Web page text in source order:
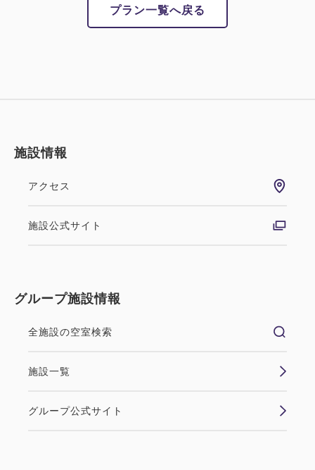
プラン一覧へ戻る
施設情報
アクセス
施設公式サイト
グループ施設情報
全施設の空室検索
施設一覧
グループ公式サイト